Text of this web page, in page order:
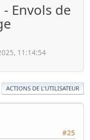
Envols de
11:14:54
ACTIONS DE L'UTILISATEUR
#25